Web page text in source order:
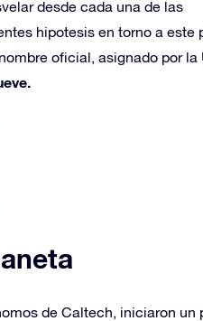
desde cada una de las
hipotesis en torno a este
oficial, asignado por la
de Caltech, iniciaron un